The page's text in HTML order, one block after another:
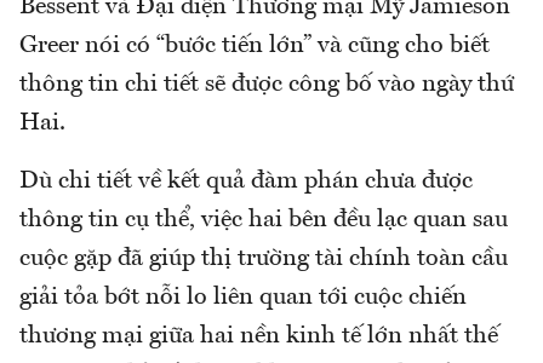
Bessent và Đại diện Thương mại Mỹ Jamieson
Greer nói có “bước tiến lớn” và cũng cho biết
thông tin chi tiết sẽ được công bố vào ngày thứ
Hai.
Dù chi tiết về kết quả đàm phán chưa được
thông tin cụ thể, việc hai bên đều lạc quan sau
cuộc gặp đã giúp thị trường tài chính toàn cầu
giải tỏa bớt nỗi lo liên quan tới cuộc chiến
thương mại giữa hai nền kinh tế lớn nhất thế